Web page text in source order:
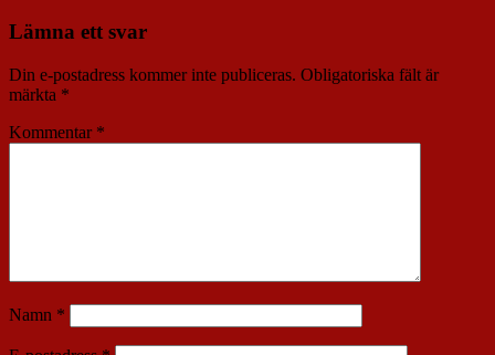
Lämna ett svar
Din e-postadress kommer inte publiceras. Obligatoriska fält är
märkta *
Kommentar *
Namn *